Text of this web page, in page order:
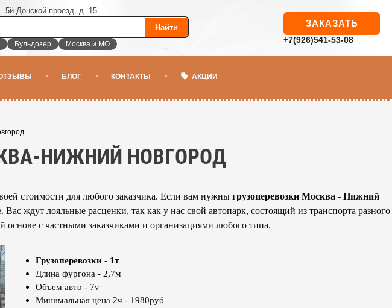
5й Донской проезд, д. 15
Найти
Бульдозер Москва и МО
ЗАКАЗАТЬ
+7(926)541-53-08
БЛОГ КОНТАКТЫ АКЦИИ
НИЖНИЙ НОВГОРОД
стоимости для любого заказчика. Если вам нужны грузоперевозки Москва - Нижний
ждут лояльные расценки, так как у нас свой автопарк, состоящий из транспорта разного
с частными заказчиками и организациями любого типа.
Грузоперевозки - 1т
Длина фургона - 2,7м
Объем авто - 7v
Минимальная цена 2ч - 1980руб